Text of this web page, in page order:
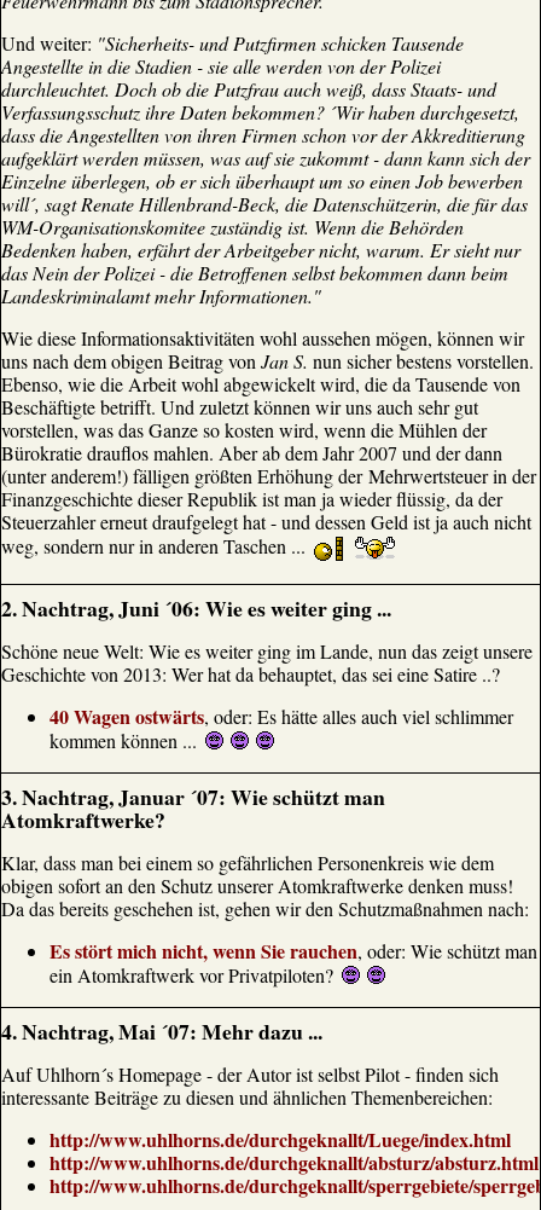
Und weiter: "Sicherheits- und Putzfirmen schicken Tausende
Angestellte in die Stadien - sie alle werden von der Polizei
durchleuchtet. Doch ob die Putzfrau auch weiß, dass Staats- und
Verfassungsschutz ihre Daten bekommen? ´Wir haben durchgesetzt,
dass die Angestellten von ihren Firmen schon vor der Akkreditierung
aufgeklärt werden müssen, was auf sie zukommt - dann kann sich der
Einzelne überlegen, ob er sich überhaupt um so einen Job bewerben
will´, sagt Renate Hillenbrand-Beck, die Datenschützerin, die für das
WM-Organisationskomitee zuständig ist. Wenn die Behörden
Bedenken haben, erfährt der Arbeitgeber nicht, warum. Er sieht nur
das Nein der Polizei - die Betroffenen selbst bekommen dann beim
Landeskriminalamt mehr Informationen."
Wie diese Informationsaktivitäten wohl aussehen mögen, können wir
uns nach dem obigen Beitrag vonJan S. nun sicher bestens vorstellen.
Ebenso, wie die Arbeit wohl abgewickelt wird, die da Tausende von
Beschäftigte betrifft. Und zuletzt können wir uns auch sehr gut
vorstellen, was das Ganze so kosten wird, wenn die Mühlen der
Bürokratie drauflos mahlen. Aber ab dem Jahr 2007 und der dann
(unter anderem!) fälligen größten Erhöhung der Mehrwertsteuer in der
Finanzgeschichte dieser Republik ist man ja wieder flüssig, da der
Steuerzahler erneut draufgelegt hat - und dessen Geld ist ja auch nicht
weg, sondern nur in anderen Taschen ...
2. Nachtrag, Juni ´06: Wie es weiter ging ...
Schöne neue Welt: Wie es weiter ging im Lande, nun das zeigt unsere
Geschichte von 2013: Wer hat da behauptet, das sei eine Satire ..?
40 Wagen ostwärts, oder: Es hätte alles auch viel schlimmer
kommen können ...
3. Nachtrag, Januar ´07: Wie schützt man
Atomkraftwerke?
Klar, dass man bei einem so gefährlichen Personenkreis wie dem
obigen sofort an den Schutz unserer Atomkraftwerke denken muss!
Da das bereits geschehen ist, gehen wir den Schutzmaßnahmen nach:
Es stört mich nicht, wenn Sie rauchen, oder: Wie schützt man
ein Atomkraftwerk vor Privatpiloten?
4. Nachtrag, Mai ´07: Mehr dazu ...
Auf Uhlhorn´s Homepage - der Autor ist selbst Pilot - finden sich
interessante Beiträge zu diesen und ähnlichen Themenbereichen:
http://www.uhlhorns.de/durchgeknallt/Luege/index.html
http://www.uhlhorns.de/durchgeknallt/absturz/absturz.html
http://www.uhlhorns.de/durchgeknallt/sperrgebiete/